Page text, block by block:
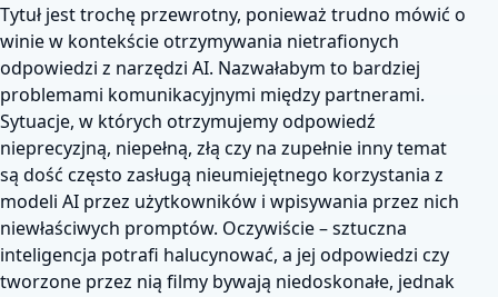
Tytuł jest trochę przewrotny, ponieważ trudno mówić o
winie w kontekście otrzymywania nietrafionych
odpowiedzi z narzędzi AI. Nazwałabym to bardziej
problemami komunikacyjnymi między partnerami.
Sytuacje, w których otrzymujemy odpowiedź
nieprecyzjną, niepełną, złą czy na zupełnie inny temat
są dość często zasługą nieumiejętnego korzystania z
modeli AI przez użytkowników i wpisywania przez nich
niewłaściwych promptów. Oczywiście – sztuczna
inteligencja potrafi halucynować, a jej odpowiedzi czy
tworzone przez nią filmy bywają niedoskonałe, jednak